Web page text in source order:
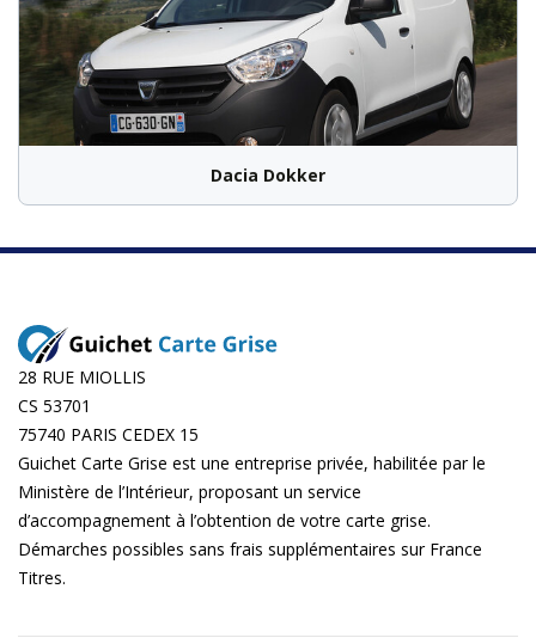
Dacia Dokker
28 RUE MIOLLIS
CS 53701
75740 PARIS CEDEX 15
Guichet Carte Grise est une entreprise privée, habilitée par le
Ministère de l’Intérieur, proposant un service
d’accompagnement à l’obtention de votre carte grise.
Démarches possibles sans frais supplémentaires sur France
Titres.